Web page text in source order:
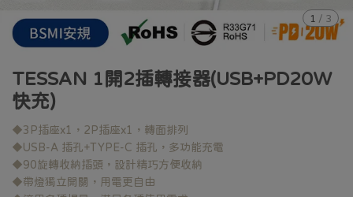
1 / 3
TESSAN 1開2插轉接器(USB+PD20W
快充)
◆3P插座x1，2P插座x1，轉面排列
◆USB-A 插孔+TYPE-C 插孔，多功能充電
◆90旋轉收納插頭，設計精巧方便收納
◆帶燈獨立開關，用電更自由